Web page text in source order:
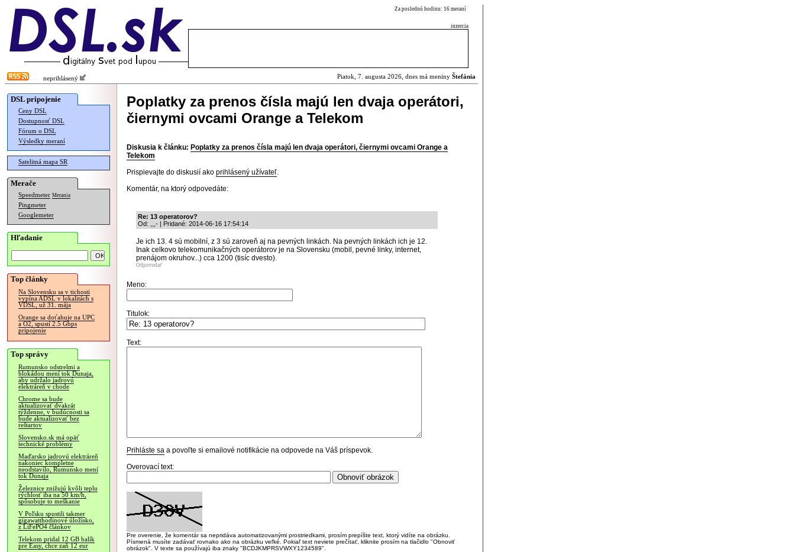
Za poslednú hodinu: 16 meraní
inzercia
neprihlásený Piatok, 7. augusta 2026, dnes má meniny Štefánia
DSL pripojenie
Ceny DSL
Dostupnosť DSL
Fórum o DSL
Výsledky meraní
Satelitná mapa SR
Merače
Speedmeter Merania
Pingmeter
Googlemeter
Hľadanie
Top články
Na Slovensku sa v tichosti
vypína ADSL v lokalitách s
VDSL, už 31. mája
Orange sa doťahuje na UPC
a O2, spustí 2.5 Gbps
pripojenie
Top správy
Rumunsko odstrelmi a
blokádou mení tok Dunaja,
aby udržalo jadrovú
elektráreň v chode
Chrome sa bude
aktualizovať dvakrát
týždenne, v budúcnosti sa
bude aktualizovať bez
reštartov
Slovensko.sk má opäť
technické problémy
Maďarsko jadrovú elektráreň
nakoniec kompletne
neodstavilo, Rumunsko mení
tok Dunaja
Železnice znižujú kvôli teplu
rýchlosť iba na 50 km/h,
spôsobuje to meškanie
V Poľsku spustili takmer
gigawatthodinové úložisko,
z LiFePO4 článkov
Telekom pridal 12 GB balík
pre Easy, chce zaň 12 eur
Poplatky za prenos čísla majú len dvaja operátori,
čiernymi ovcami Orange a Telekom
Diskusia k článku: Poplatky za prenos čísla majú len dvaja operátori, čiernymi ovcami Orange a
Telekom
Prispievajte do diskusií ako prihlásený užívateľ.
Komentár, na ktorý odpovedáte:
Re: 13 operatorov?
Od: ,,,- | Pridané: 2014-06-16 17:54:14
Je ich 13. 4 sú mobilní, z 3 sú zaroveň aj na pevných linkách. Na pevných linkách ich je 12.
Inak celkovo telekomunikačných operátorov je na Slovensku (mobil, pevné linky, internet,
prenájom okruhov...) cca 1200 (tisíc dvesto).
Odpovedať
Meno:
Titulok:
Text:
Prihláste sa a povoľte si emailové notifikácie na odpovede na Váš príspevok.
Overovací text:
Pre overenie, že komentár sa nepridáva automatizovanými prostriedkami, prosím prepíšte text, ktorý vidíte na obrázku.
Písmená musíte zadávať rovnako ako na obrázku veľké. Pokiaľ text neviete prečítať, kliknite prosím na tlačidlo "Obnoviť
obrázok". V texte sa používajú iba znaky "BCDJKMPRSVWXY1234589".